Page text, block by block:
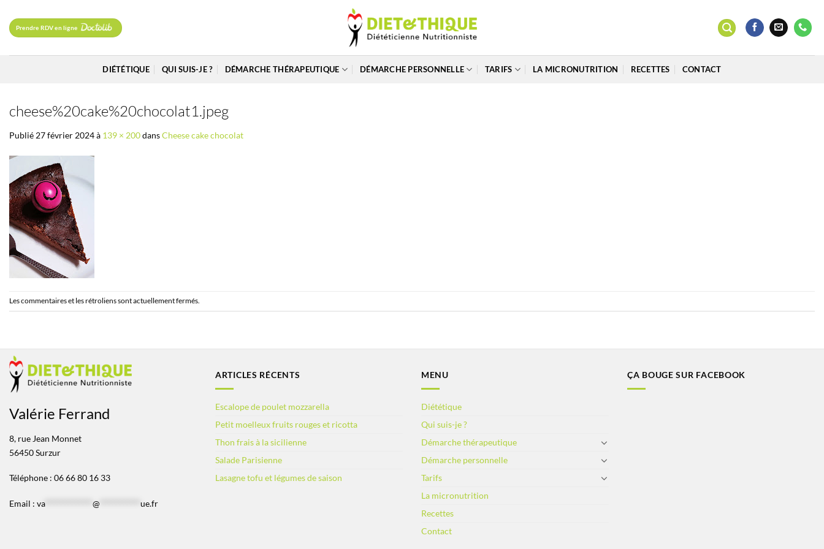
contenu
Prendre RDV en ligne
DIÉTÉTIQUE QUI SUIS-JE ? DÉMARCHE THÉRAPEUTIQUE DÉMARCHE PERSONNELLE TARIFS LA MICRONUTRITION RECETTES CONTACT
cheese%20cake%20chocolat1.jpeg
Publié 27 février 2024à 139 × 200dansCheese cake chocolat
Les commentaires et les rétroliens sont actuellement fermés.
Valérie Ferrand
8, rue Jean Monnet
56450 Surzur
Téléphone : 06 66 80 16 33
Email : va************* @ ue.fr
ARTICLES RÉCENTS
Escalope de poulet mozzarella
Petit moelleux fruits rouges et ricotta
Thon frais à la sicilienne
Salade Parisienne
Lasagne tofu et légumes de saison
MENU
Diététique
Qui suis-je ?
Démarche thérapeutique
Démarche personnelle
Tarifs
La micronutrition
Recettes
Contact
ÇA BOUGE SUR FACEBOOK